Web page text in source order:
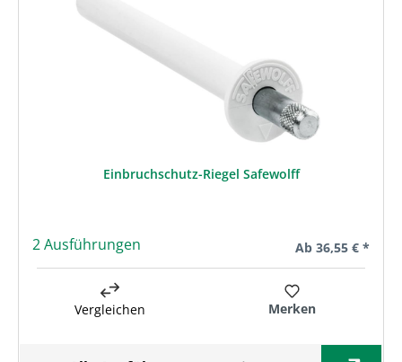
Einbruchschutz-Riegel Safewolff
2 Ausführungen Regulärer Preis:
Ab 36,55 € *
Vergleichen Merken